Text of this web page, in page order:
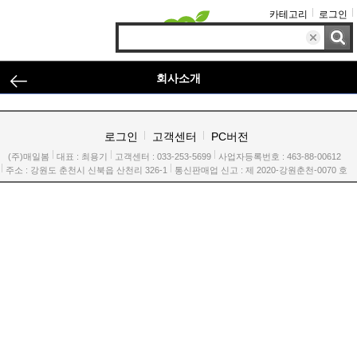
카테고리 로그인
회사소개
로그인 고객센터 PC버전
(주)매일봄 대표 : 최용기 고객센터 : 033-253-5699
사업자등록번호 : 463-88-00612
주소 : 강원도 춘천시 신북읍 산천리 326-1
통신판매업 신고 : 제 2020-강원춘천-0070 호